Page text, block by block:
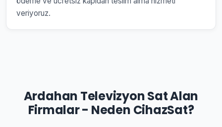
veriyoruz.
Ardahan Televizyon Sat Alan
Firmalar - Neden CihazSat?